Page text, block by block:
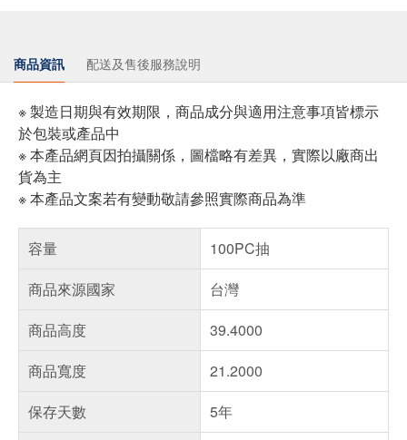
商品資訊 配送及售後服務說明
※ 製造日期與有效期限，商品成分與適用注意事項皆標示
於包裝或產品中
※ 本產品網頁因拍攝關係，圖檔略有差異，實際以廠商出
貨為主
※ 本產品文案若有變動敬請參照實際商品為準
容量
100PC抽
商品來源國家
台灣
商品高度
39.4000
商品寬度
21.2000
保存天數
5年